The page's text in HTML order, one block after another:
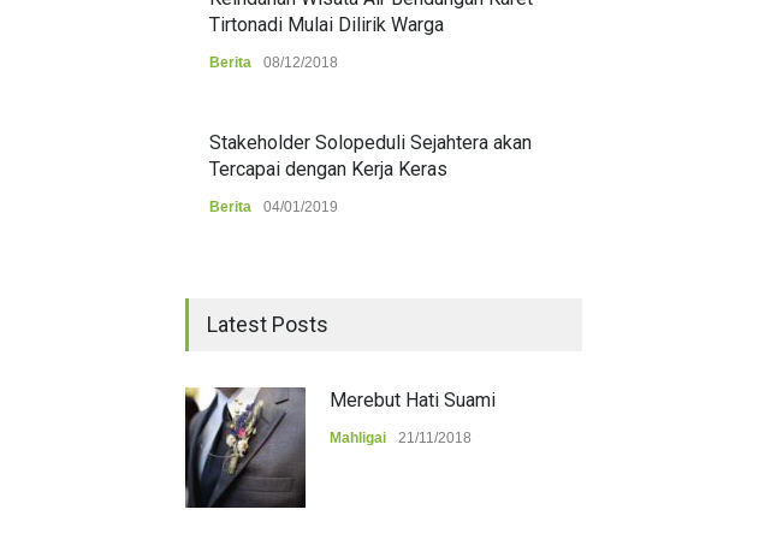
Tirtonadi Mulai Dilirik Warga
Berita 08/12/2018
Stakeholder Solopeduli Sejahtera akan
Tercapai dengan Kerja Keras
Berita 04/01/2019
Latest Posts
Merebut Hati Suami
Mahligai 21/11/2018